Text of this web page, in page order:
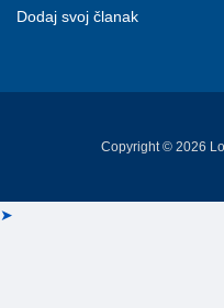
Dodaj svoj članak
Copyright © 2026
➤